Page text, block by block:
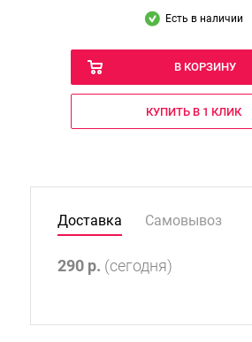
Есть в наличии
В КОРЗИНУ
КУПИТЬ В 1 КЛИК
Доставка Самовывоз
290 р. (сегодня)